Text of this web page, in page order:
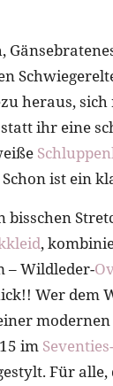
heraus,
ihr eine
ist ein
,
– Wildleder-
Wer dem
im
Für